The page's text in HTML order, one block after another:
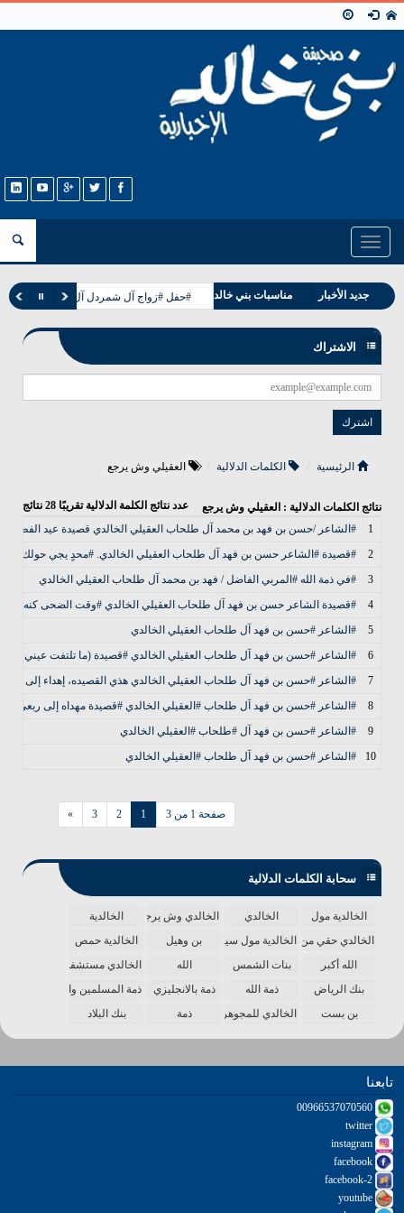
Toggle
navigation
جديد الأخبار مناسبات بني خالد #حفل #زواج آل شمردل آل مطر القرشه
الاشتراك
الرئيسية الكلمات الدلالية العقيلي وش يرجع
نتائج الكلمات الدلالية : العقيلي وش يرجع عدد نتائج الكلمة الدلالية تقريبًا 28 نتائج
1
#الشاعر /حسن بن فهد بن محمد آل طلحاب العقيلي الخالدي قصيدة عيد الفطر،، في
2
#قصيدة #الشاعر حسن بن فهد آل طلحاب العقيلي الخالدي. #محدٍ يجي حولك
3
#في ذمة الله #المربي الفاضل / فهد بن محمد آل طلحاب العقيلي الخالدي
4
#قصيدة الشاعر حسن بن فهد آل طلحاب العقيلي الخالدي #وقت الضحى كنه غدا
5
#الشاعر #حسن بن فهد آل طلحاب العقيلي الخالدي
6
#الشاعر #حسن بن فهد آل طلحاب العقيلي الخالدي #قصيدة (ما تلتفت عيني
7
#الشاعر #حسن بن فهد آل طلحاب العقيلي الخالدي هذي القصيده، إهداء إلى ابن
8
#الشاعر #حسن بن فهد آل طلحاب #العقيلي الخالدي #قصيدة مهداه إلى ربعي
9
#الشاعر #حسن بن فهد آل #طلحاب #العقيلي الخالدي
10
#الشاعر #حسن بن فهد آل طلحاب #العقيلي الخالدي
صفحة 1 من 3 1
2
3
»
سحابة الكلمات الدلالية
الخالدية مول الخالدي الخالدي وش يرجع
الخالدية
الخالدي حقي من الدنياالخالدية مول سينما بن وهيل
الخالدية حمص
الله أكبر
بنات الشمس الله
الخالدي مستشفى
بنك الرياض
ذمة الله ذمة بالانجليزي
ذمة المسلمين واحدة
بن بست
الخالدي للمجوهرات ذمة بنك البلاد
تابعنا